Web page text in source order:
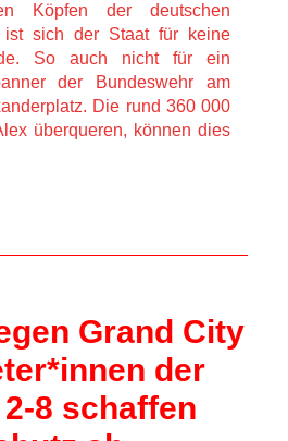
Köpfen der deutschen
ist sich der Staat für keine
So auch nicht für ein
der Bundeswehr am
Die rund 360 000
überqueren, können dies
Grand City
der
8 schaffen